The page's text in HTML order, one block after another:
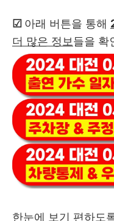
☑︎ 아래 버튼을 통해
더 많은 정보들을 확
한눈에 보기 편하도